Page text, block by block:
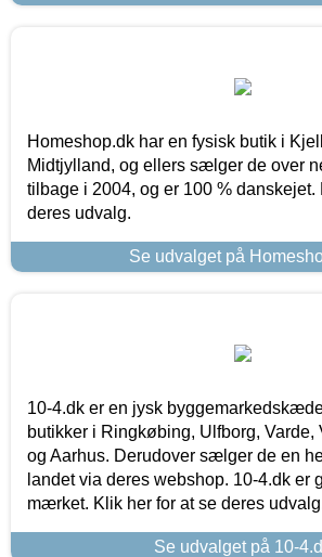
Homeshop.dk har en fysisk butik i
Midtjylland, og ellers sælger de over
tilbage i 2004, og er 100 % danskejet.
deres udvalg.
Se udvalget på
10-4.dk er en jysk
butikker i Ringkøbing, Ulfborg,
og Aarhus. Derudover sælger de en
landet via deres webshop. 10-4.dk er
mærket. Klik her for at se deres
Se udvalget på 10-